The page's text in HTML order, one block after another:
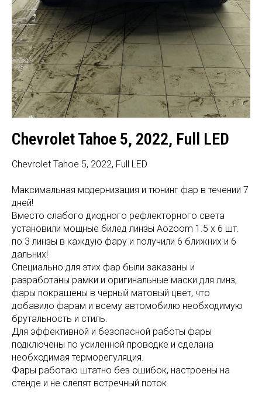
Chevrolet Tahoe 5, 2022, Full LED
Chevrolet Tahoe 5, 2022, Full LED
Максимальная модернизация и тюнинг фар в течении 7
дней!
Вместо слабого диодного рефлекторного света
установили мощные билед линзы Aozoom 1.5 x 6 шт.
по 3 линзы в каждую фару и получили 6 ближних и 6
дальних!
Специально для этих фар были заказаны и
разработаны рамки и оригинальные маски для линз,
фары покрашены в черный матовый цвет, что
добавило фарам и всему автомобилю необходимую
брутальность и стиль.
Для эффективной и безопасной работы фары
подключены по усиленной проводке и сделана
необходимая терморегуляция.
Фары работаю штатно без ошибок, настроены на
стенде и не слепят встречный поток.